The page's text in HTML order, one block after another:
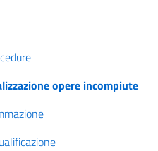
opere incompiute